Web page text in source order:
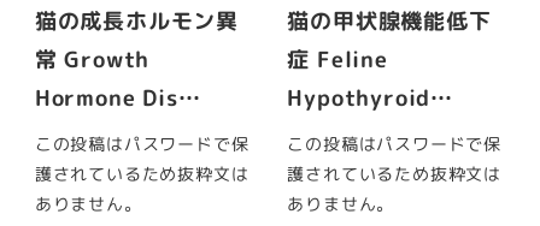
猫の成長ホルモン異
常 Growth
Hormone Dis…
この投稿はパスワードで保
護されているため抜粋文は
ありません。
猫の甲状腺機能低下
症 Feline
Hypothyroid…
この投稿はパスワードで保
護されているため抜粋文は
ありません。